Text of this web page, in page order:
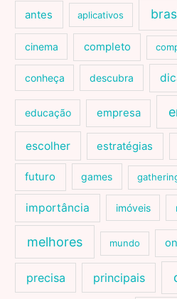
antes aplicativos
cinema completo
conheça descubra
educação empresa
escolher estratégias
futuro games
importância imóveis
melhores mundo
precisa principais